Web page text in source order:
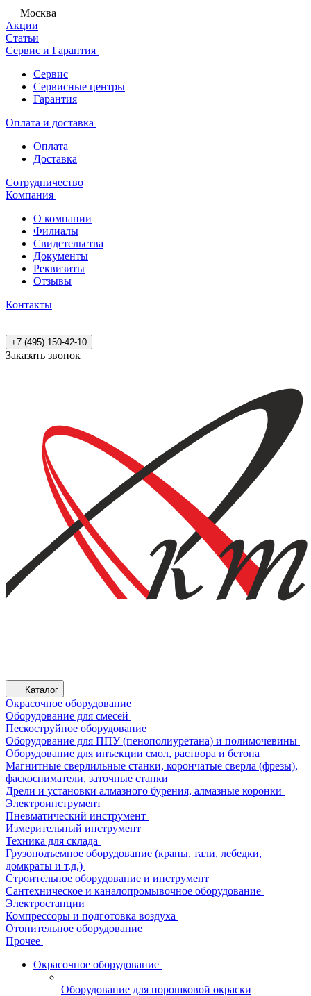
Москва
Акции
Статьи
Сервис и Гарантия
Сервис
Сервисные центры
Гарантия
Оплата и доставка
Оплата
Доставка
Сотрудничество
Компания
О компании
Филиалы
Свидетельства
Документы
Реквизиты
Отзывы
Контакты
+7 (495) 150-42-10
Заказать звонок
Каталог
Окрасочное оборудование
Оборудование для смесей
Пескоструйное оборудование
Оборудование для ППУ (пенополиуретана) и полимочевины
Оборудование для инъекции смол, раствора и бетона
Магнитные сверлильные станки, корончатые сверла (фрезы),
фаскосниматели, заточные станки
Дрели и установки алмазного бурения, алмазные коронки
Электроинструмент
Пневматический инструмент
Измерительный инструмент
Техника для склада
Грузоподъемное оборудование (краны, тали, лебедки,
домкраты и т.д.)
Строительное оборудование и инструмент
Сантехническое и каналопромывочное оборудование
Электростанции
Компрессоры и подготовка воздуха
Отопительное оборудование
Прочее
Окрасочное оборудование
Оборудование для порошковой окраски